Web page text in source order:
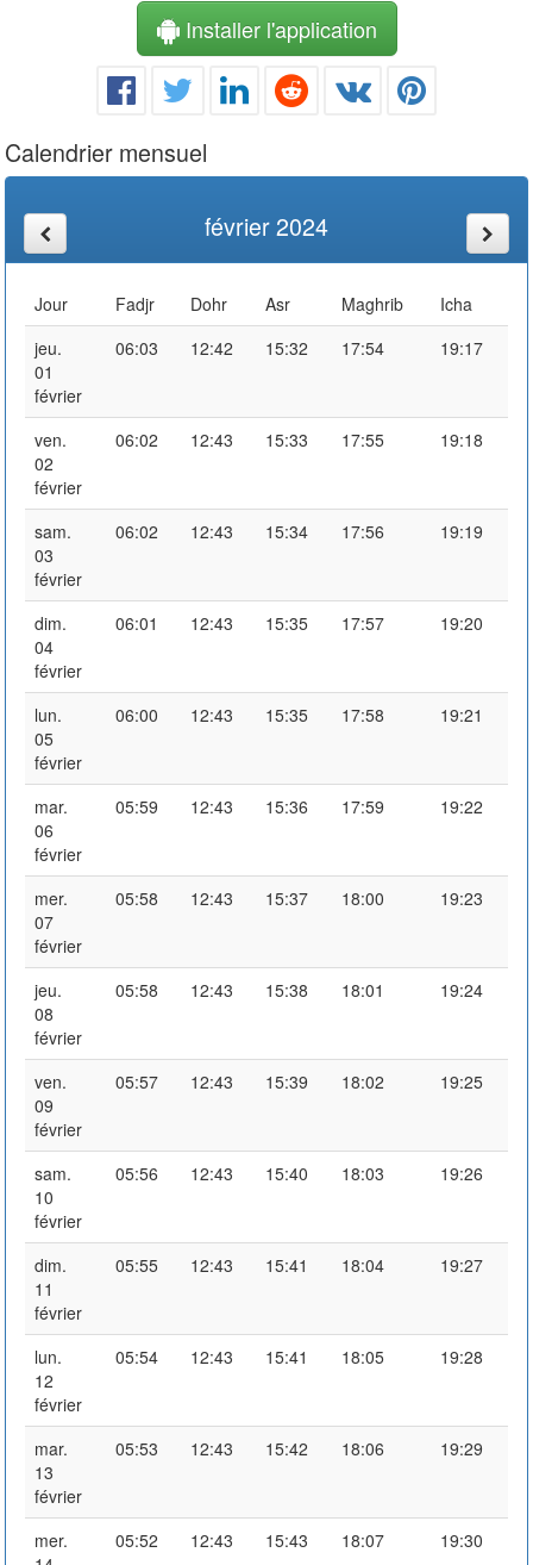
Installer l'application
Calendrier mensuel
février 2024
Jour Fadjr Dohr Asr Maghrib
Icha
jeu.
01
février
06:03 12:42 15:32 17:54 19:17
ven.
02
février
06:02 12:43 15:33 17:55 19:18
sam.
03
février
06:02 12:43 15:34 17:56 19:19
dim.
04
février
06:01 12:43 15:35 17:57 19:20
lun.
05
février
06:00 12:43 15:35 17:58 19:21
mar.
06
février
05:59 12:43 15:36 17:59 19:22
mer.
07
février
05:58 12:43 15:37 18:00 19:23
jeu.
08
février
05:58 12:43 15:38 18:01 19:24
ven.
09
février
05:57 12:43 15:39 18:02 19:25
sam.
10
février
05:56 12:43 15:40 18:03 19:26
dim.
11
février
05:55 12:43 15:41 18:04 19:27
lun.
12
février
05:54 12:43 15:41 18:05 19:28
mar.
13
février
05:53 12:43 15:42 18:06 19:29
mer.
05:52 12:43 15:43 18:07 19:30